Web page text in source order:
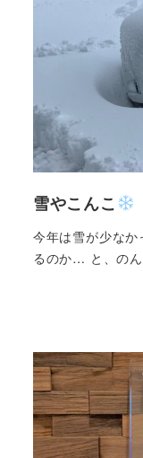
雪やこんこ
今年は雪が少なか
るのか… と、の